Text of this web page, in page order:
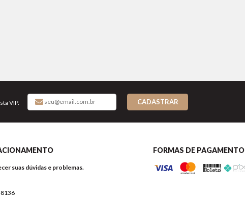
VIP. CADASTRAR
suas dúvidas e problemas.
FORMAS DE PAGAMENTO